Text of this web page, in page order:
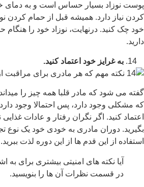
پوست نوزاد بسیار حساس است و به دمای
کردن نیاز دارد. همیشه قبل از حمام کردن
خود چک کنید. درنهایت، نوزاد خود را
دارید.
به غرایز خود اعتماد کنید.
گفته می شود که مادر قلبا همه چیز را
که مشکلی وجود دارد، پس احتمالا وجود
اعتماد کنید. اگر نگران رفتار و عادات
بگیرید. دوران مادری به خودی خود یک نوع
استفاده از این قدم ها از این دوره لذت ببرید.
آیا نکته های امنیتی بیشتری برای به
در قسمت نظرات آن ها را بنویسید.